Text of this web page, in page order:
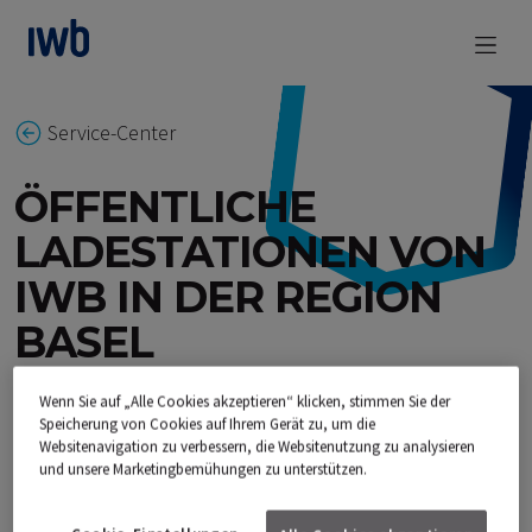
zum Main Content
Service-Center
ÖFFENTLICHE
LADESTATIONEN VON
IWB IN DER REGION
BASEL
In Zusammenarbeit mit dem Kanton baut
IWB in Basel-Stadt ein Netz leistungsfähiger
öffentlich zugänglicher Ladesäulen für
Wenn Sie auf „Alle Cookies akzeptieren“ klicken, stimmen Sie der
Speicherung von Cookies auf Ihrem Gerät zu, um die
Websitenavigation zu verbessern, die Websitenutzung zu analysieren
und unsere Marketingbemühungen zu unterstützen.